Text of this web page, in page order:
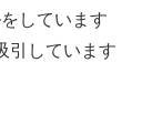
しています
引しています